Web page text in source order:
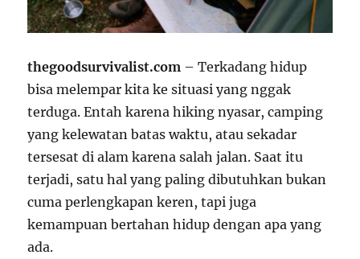
thegoodsurvivalist.com – Terkadang hidup
bisa melempar kita ke situasi yang nggak
terduga. Entah karena hiking nyasar, camping
yang kelewatan batas waktu, atau sekadar
tersesat di alam karena salah jalan. Saat itu
terjadi, satu hal yang paling dibutuhkan bukan
cuma perlengkapan keren, tapi juga
kemampuan bertahan hidup dengan apa yang
ada.